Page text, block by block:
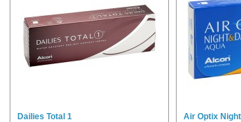
Dailies Total 1 Air Optix